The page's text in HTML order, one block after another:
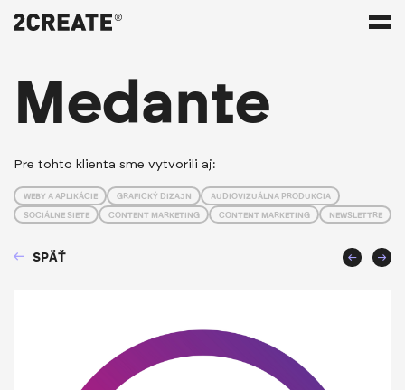
Medante
Pre tohto klienta sme vytvorili aj:
WEBY A APLIKÁCIE GRAFICKÝ DIZAJN
AUDIOVIZUÁLNA PRODUKCIA
SOCIÁLNE SIETE
CONTENT MARKETING CONTENT MARKETING NEWSLETTRE
SPÄŤ